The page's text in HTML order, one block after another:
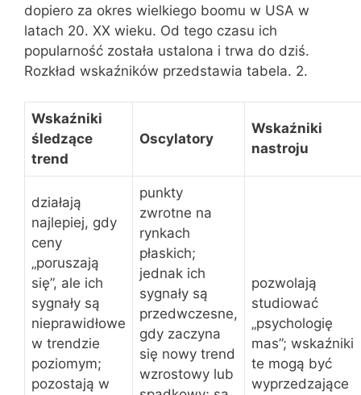
dopiero za okres wielkiego boomu w USA w
latach 20. XX wieku. Od tego czasu ich
popularność została ustalona i trwa do dziś.
Rozkład wskaźników przedstawia tabela. 2.
Wskaźniki
śledzące
trend
Oscylatory
Wskaźniki
nastroju
działają
najlepiej, gdy
ceny
„poruszają
się”, ale ich
sygnały są
nieprawidłowe
w trendzie
poziomym;
pozostają w
punkty
zwrotne na
rynkach
płaskich;
jednak ich
sygnały są
przedwczesne,
gdy zaczyna
się nowy trend
wzrostowy lub
pozwolają
studiować
„psychologię
mas”; wskaźniki
te mogą być
wyprzedzające